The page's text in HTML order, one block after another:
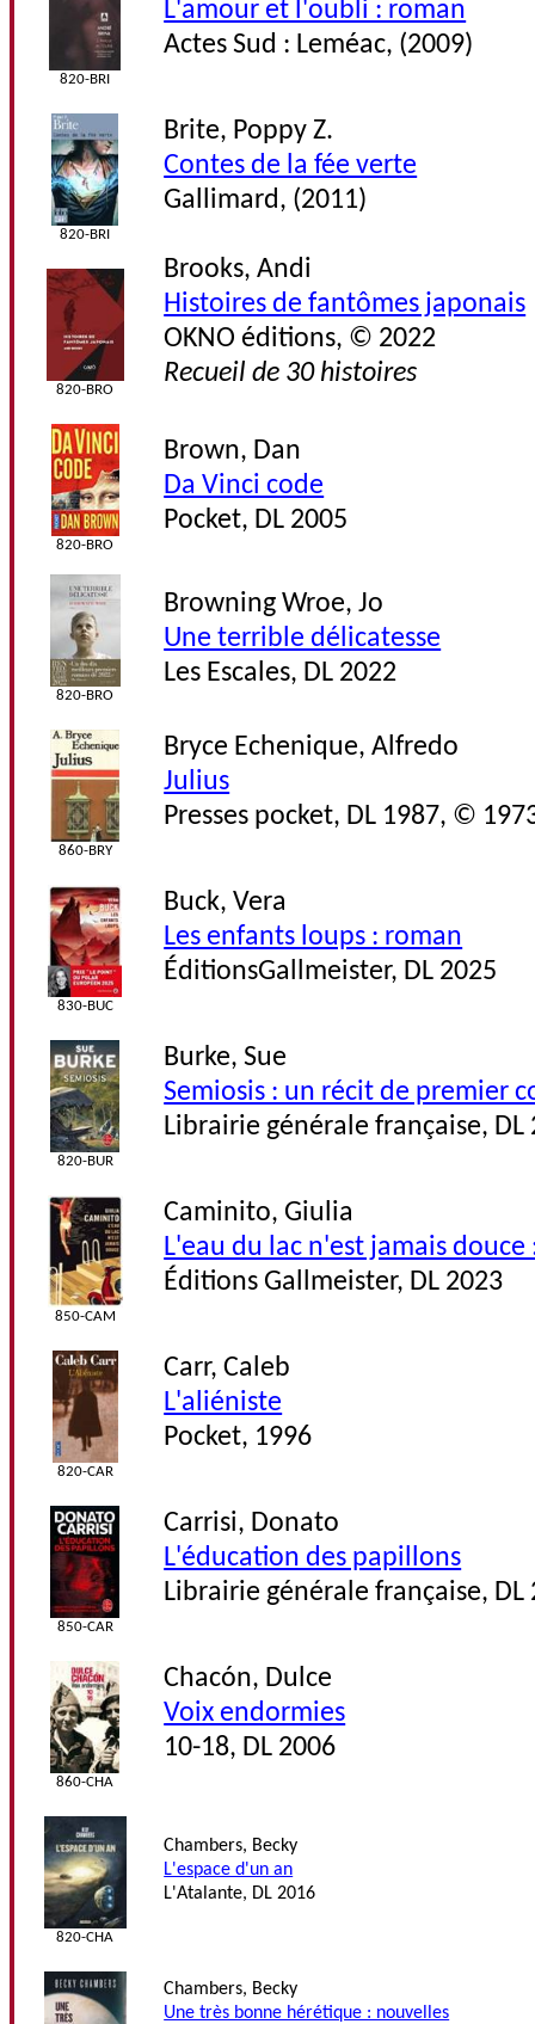
820-BRI
L'amour et l'oubli : roman
Actes Sud : Leméac, (2009)
820-BRI
Brite, Poppy Z.
Contes de la fée verte
Gallimard, (2011)
820-BRO
Brooks, Andi
Histoires de fantômes japonais
OKNO éditions, © 2022
Recueil de 30 histoires
820-BRO
Brown, Dan
Da Vinci code
Pocket, DL 2005
820-BRO
Browning Wroe, Jo
Une terrible délicatesse
Les Escales, DL 2022
860-BRY
Bryce Echenique, Alfredo
Julius
Presses pocket, DL 1987, ©
830-BUC
Buck, Vera
Les enfants loups : roman
ÉditionsGallmeister, DL 2025
820-BUR
Burke, Sue
Semiosis : un récit de premier
Librairie générale française, DL
850-CAM
Caminito, Giulia
L'eau du lac n'est jamais douce
Éditions Gallmeister, DL 2023
820-CAR
Carr, Caleb
L'aliéniste
Pocket, 1996
850-CAR
Carrisi, Donato
L'éducation des papillons
Librairie générale française, DL
860-CHA
Chacón, Dulce
Voix endormies
10-18, DL 2006
820-CHA
Chambers, Becky
L'espace d'un an
L'Atalante, DL 2016
Chambers, Becky
Une très bonne hérétique : nouvelles